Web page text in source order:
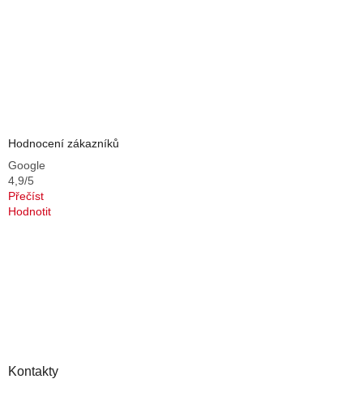
Hodnocení zákazníků
Google
4,9/5
Přečíst
Hodnotit
Kontakty